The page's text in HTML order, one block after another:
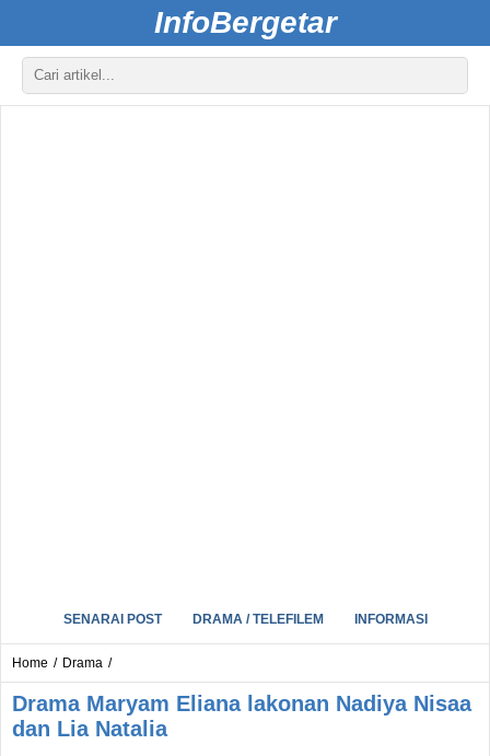
InfoBergetar
SENARAI POST DRAMA / TELEFILEM INFORMASI
Home / Drama /
Drama Maryam Eliana lakonan Nadiya Nisaa
dan Lia Natalia